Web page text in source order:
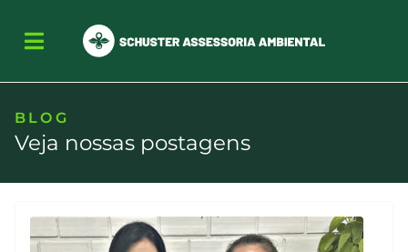
BLOG
Veja nossas postagens